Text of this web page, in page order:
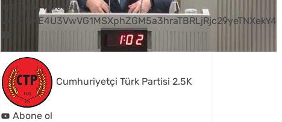
YouTube Videosu
VVVUNXE4U3VwVG1MSXphZGM5a3hraTBRLjRjc29yeTNXekY4
Cumhuriyetçi Türk Partisi 2.5K
Abone ol